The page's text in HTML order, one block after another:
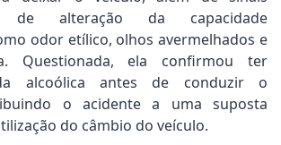
de alteração da capacidade
odor etílico, olhos avermelhados e
Questionada, ela confirmou ter
alcoólica antes de conduzir o
o acidente a uma suposta
do câmbio do veículo.